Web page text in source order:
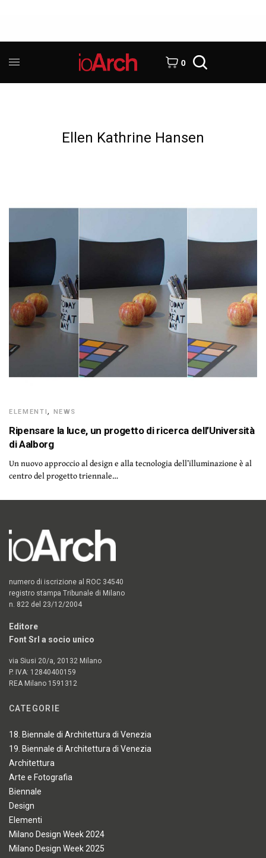
0
Ellen Kathrine Hansen
ELEMENTI, NEWS
Ripensare la luce, un progetto di ricerca dell’Università
di Aalborg
Un nuovo approccio al design e alla tecnologia dell’illuminazione è al
centro del progetto triennale…
numero di iscrizione al ROC 34540
registro stampa Tribunale di Milano
n. 822 del 23/12/2004
Editore
Font Srl a socio unico
via Siusi 20/a, 20132 Milano
P. IVA: 12840400159
REA Milano 1591312
CATEGORIE
18. Biennale di Architettura di Venezia
19. Biennale di Architettura di Venezia
Architettura
Arte e Fotografia
Biennale
Design
Elementi
Milano Design Week 2024
Milano Design Week 2025